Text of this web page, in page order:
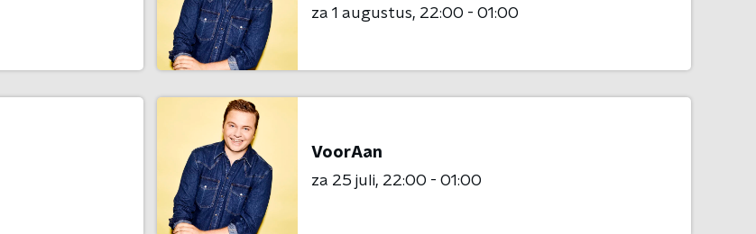
za 1 augustus 22:00 - 01:00
VoorAan
za 25 juli 22:00 - 01:00